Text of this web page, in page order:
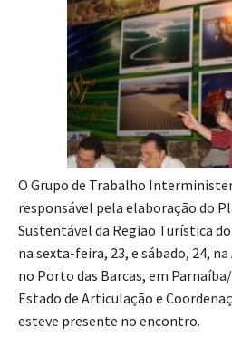
O Grupo de Trabalho
responsável pela elaboração do
Sustentável da Região Turística
na sexta-feira, 23, e sábado, 24,
no Porto das Barcas, em
Estado de Articulação e
esteve presente no encontro.